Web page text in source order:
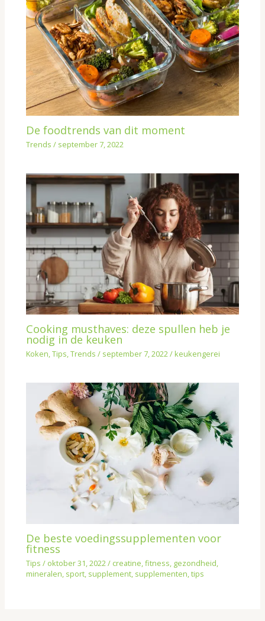
De foodtrends van dit moment
Trends / september 7, 2022
Cooking musthaves: deze spullen heb je
nodig in de keuken
Koken,Tips,Trends / september 7, 2022/ keukengerei
De beste voedingssupplementen voor
fitness
Tips / oktober 31, 2022/ creatine,fitness, gezondheid,
mineralen, sport, supplement, supplementen,tips